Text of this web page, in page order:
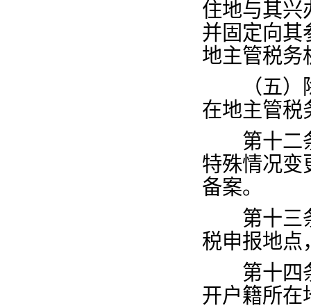
住地与其兴
并固定向其
地主管税务
（五）除
在地主管税
第十二
特殊情况变
备案。
第十三
税申报地点
第十四
开户籍所在